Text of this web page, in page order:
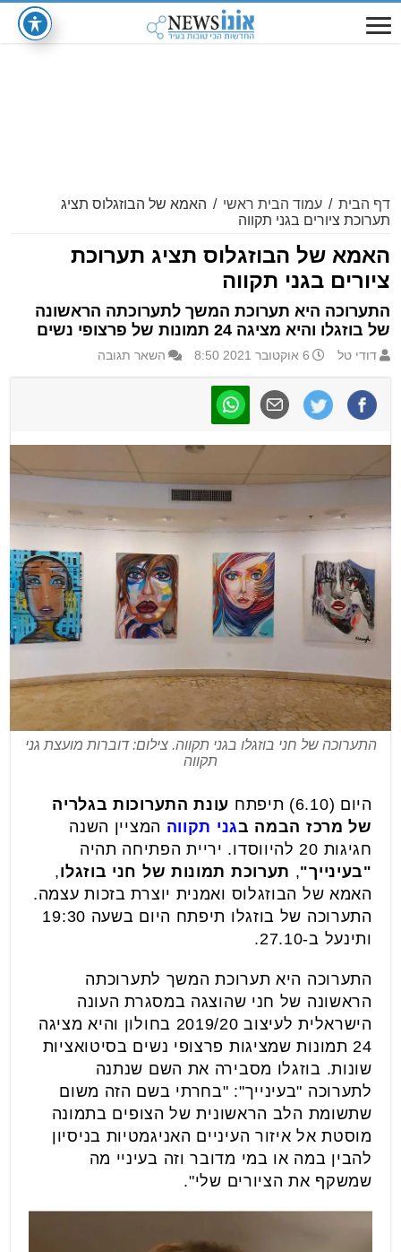
דף הבית / עמוד הבית ראשי / האמא של הבוזגלוס תציג
תערוכת ציורים בגני תקווה
האמא של הבוזגלוס תציג תערוכת
ציורים בגני תקווה
התערוכה היא תערוכת המשך לתערוכתה הראשונה
של בוזגלו והיא מציגה 24 תמונות של פרצופי נשים
דודי טל 6 אוקטובר 2021 8:50 השאר תגובה
התערוכה של חני בוזגלו בגני תקווה. צילום: דוברות מועצת גני
תקווה
היום (6.10) תיפתח
עונת התערוכות בגלריה
של מרכז הבמה בגני תקווה המציין השנה
חגיגות 20 להיווסדו. יריית הפתיחה תהיה
"בעינייך", תערוכת תמונות של חני בוזגלו,
האמא של הבוזגלוס ואמנית יוצרת בזכות עצמה.
התערוכה של בוזגלו תיפתח היום בשעה 19:30
ותינעל ב-27.10.
התערוכה היא תערוכת המשך לתערוכתה
הראשונה של חני שהוצגה במסגרת העונה
הישראלית לעיצוב 2019/20 בחולון והיא מציגה
24 תמונות שמציגות פרצופי נשים בסיטואציות
שונות. בוזגלו מסבירה את השם שנתנה
לתערוכה "בעינייך": "בחרתי בשם הזה משום
שתשומת הלב הראשונית של הצופים בתמונה
מוסטת אל איזור העיניים האניגמטיות בניסיון
להבין במה או במי מדובר וזה בעיניי מה
שמשקף את הציורים שלי".